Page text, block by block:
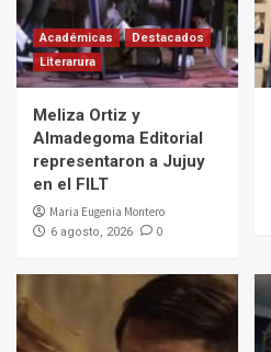
Académicas
Destacados
Literarura
Meliza Ortiz y
Almadegoma Editorial
representaron a Jujuy
en el FILT
Maria Eugenia Montero
6 agosto, 2026 0